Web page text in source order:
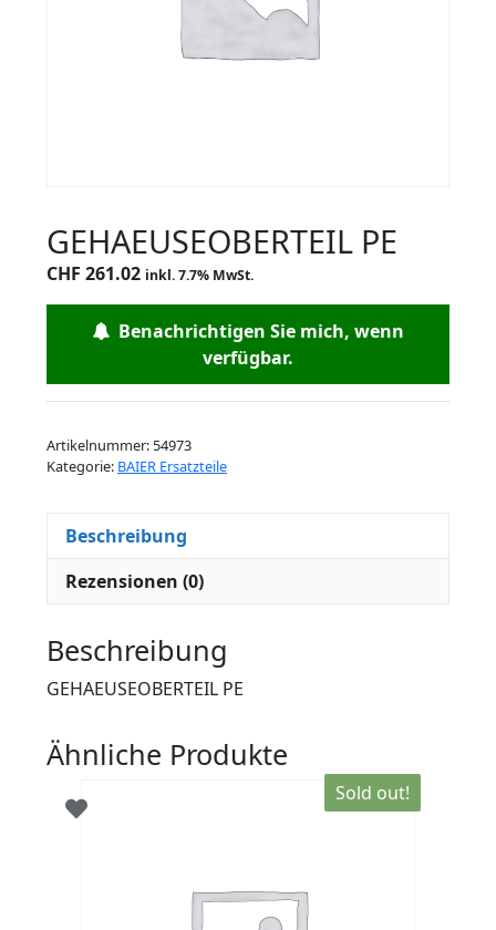
GEHAEUSEOBERTEIL PE
CHF 261.02 inkl. 7.7% MwSt.
Benachrichtigen Sie mich, wenn
verfügbar.
Artikelnummer: 54973
Kategorie: BAIER Ersatzteile
Beschreibung
Rezensionen (0)
Beschreibung
GEHAEUSEOBERTEIL PE
Ähnliche Produkte
Sold out!